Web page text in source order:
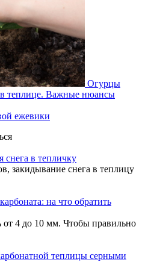
Огурцы
в теплице. Важные нюансы
ежевики
снега в тепличку
закидывание снега в теплицу
на что обратить
4 до 10 мм. Чтобы правильно
теплицы серными